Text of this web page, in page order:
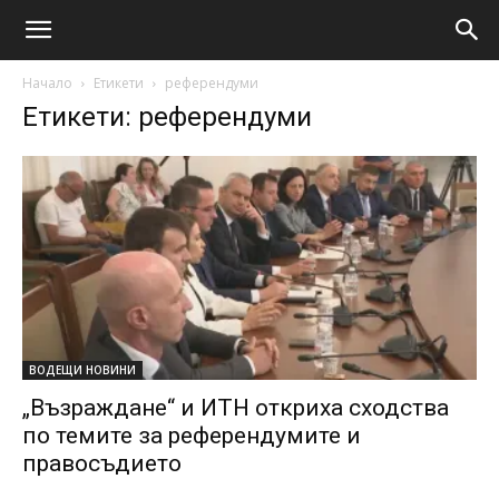
Начало Етикети референдуми
Етикети: референдуми
ВОДЕЩИ НОВИНИ
„Възраждане“ и ИТН откриха сходства
по темите за референдумите и
правосъдието